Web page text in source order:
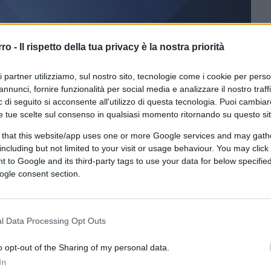
- Il rispetto della tua privacy è la nostra priorità
partner utilizziamo, sul nostro sito, tecnologie come i cookie per
fornire funzionalità per social media e analizzare il nostro
di seguito si acconsente all'utilizzo di questa tecnologia. Puoi
tue scelte sul consenso in qualsiasi momento ritornando su questo
that this website/app uses one or more Google services and may
but not limited to your visit or usage behaviour. You may
to Google and its third-party tags to use your data for below
consent section.
Data Processing Opt Outs
opt-out of the Sharing of my personal data.
su Google CLICCA QUI
alla Casa Bianca, nessuna possibilità per
Marioancorato a Palazzo Chigi. È
per i prossimi mesi.
pubblicato dal
Uniti non porterà a termine il suo